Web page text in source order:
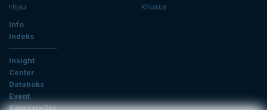
Hijau
Khusus
Info
Indeks
Insight
Center
Databoks
Event
KatadataOto